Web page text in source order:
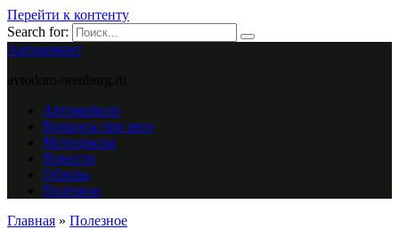
Перейти к контенту
Search for:
Авторемонт
Автомобили
Вопросы про авто
Мотоциклы
Новости
Обзоры
Полезное
Главная » Полезное